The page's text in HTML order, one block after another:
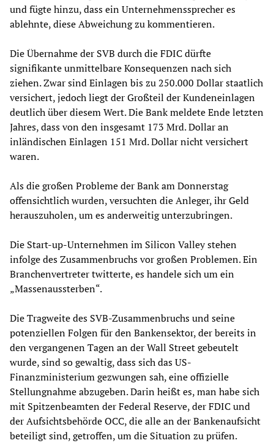
und fügte hinzu, dass ein Unternehmenssprecher es
ablehnte, diese Abweichung zu kommentieren.
Die Übernahme der SVB durch die FDIC dürfte
signifikante unmittelbare Konsequenzen nach sich
ziehen. Zwar sind Einlagen bis zu 250.000 Dollar staatlich
versichert, jedoch liegt der Großteil der Kundeneinlagen
deutlich über diesem Wert. Die Bank meldete Ende letzten
Jahres, dass von den insgesamt 173 Mrd. Dollar an
inländischen Einlagen 151 Mrd. Dollar nicht versichert
waren.
Als die großen Probleme der Bank am Donnerstag
offensichtlich wurden, versuchten die Anleger, ihr Geld
herauszuholen, um es anderweitig unterzubringen.
Die Start-up-Unternehmen im Silicon Valley stehen
infolge des Zusammenbruchs vor großen Problemen. Ein
Branchenvertreter twitterte, es handele sich um ein
„Massenaussterben“.
Die Tragweite des SVB-Zusammenbruchs und seine
potenziellen Folgen für den Bankensektor, der bereits in
den vergangenen Tagen an der Wall Street gebeutelt
wurde, sind so gewaltig, dass sich das US-
Finanzministerium gezwungen sah, eine offizielle
Stellungnahme abzugeben. Darin heißt es, man habe sich
mit Spitzenbeamten der Federal Reserve, der FDIC und
der Aufsichtsbehörde OCC, die alle an der Bankenaufsicht
beteiligt sind, getroffen, um die Situation zu prüfen.